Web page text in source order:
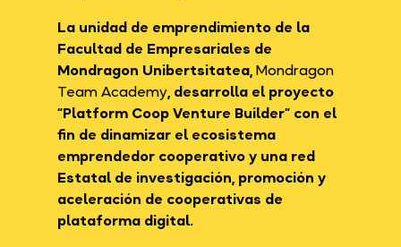
La unidad de emprendimiento de la
Facultad de Empresariales de
Mondragon Unibertsitatea,Mondragon
Team Academy, desarrolla el proyecto
“Platform Coop Venture Builder” con el
fin de dinamizar el ecosistema
emprendedor cooperativo y una red
Estatal de investigación, promoción y
aceleración de cooperativas de
plataforma digital.